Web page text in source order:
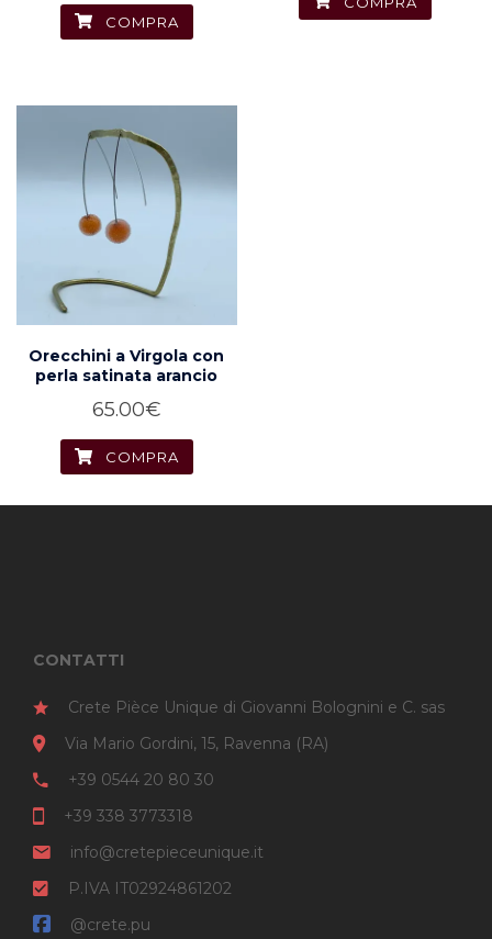
COMPRA
Orecchini a Virgola con
perla satinata arancio
65.00€
COMPRA
CONTATTI
Crete Pièce Unique di Giovanni Bolognini e C. sas
Via Mario Gordini, 15, Ravenna (RA)
+39 0544 20 80 30
+39 338 3773318
info@cretepieceunique.it
P.IVA IT02924861202
@crete.pu